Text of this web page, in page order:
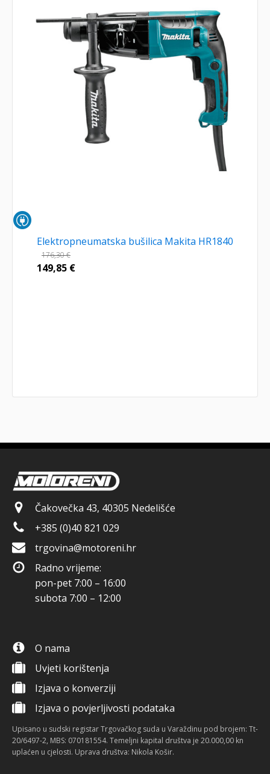
Elektropneumatska bušilica Makita HR1840
176,30€
149,85 €
Čakovečka 43, 40305 Nedelišće
+385 (0)40 821 029
trgovina@motoreni.hr
Radno vrijeme:
pon-pet 7:00 – 16:00
subota 7:00 – 12:00
O nama
Uvjeti korištenja
Izjava o konverziji
Izjava o povjerljivosti podataka
Upisano u sudski registar Trgovačkog suda u Varaždinu pod brojem: Tt-
20/6497-2, MBS: 070181554. Temeljni kapital društva je 20.000,00 kn
uplaćen u cjelosti. Uprava društva: Nikola Košir.